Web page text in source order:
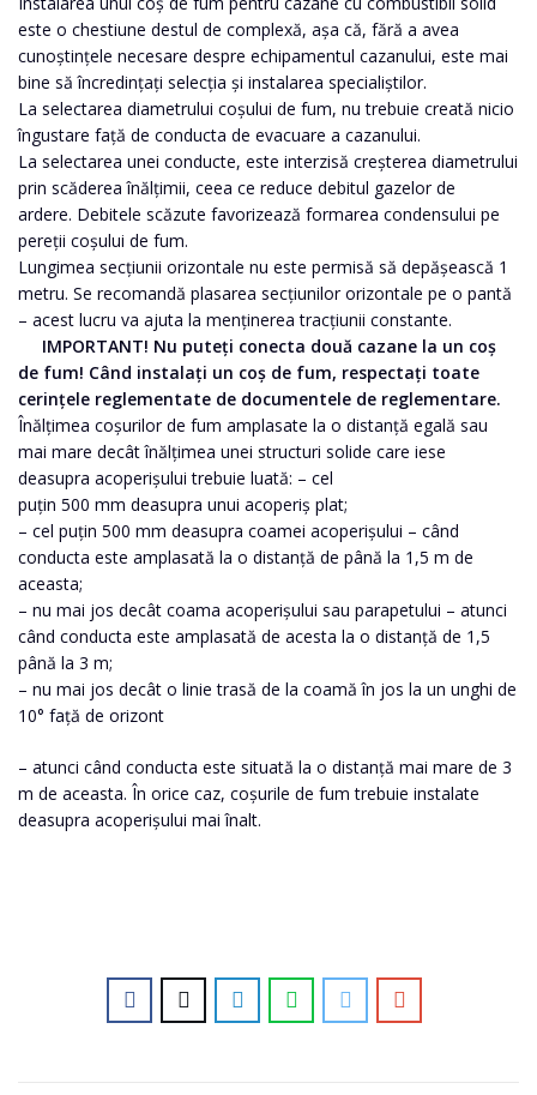
este o chestiune destul de complexă, așa că, fără a avea
cunoștințele necesare despre echipamentul cazanului, este mai
bine să încredințați selecția și instalarea specialiștilor.
La selectarea diametrului coșului de fum, nu trebuie creată nicio
îngustare față de conducta de evacuare a cazanului.
La selectarea unei conducte, este interzisă creșterea diametrului
prin scăderea înălțimii, ceea ce reduce debitul gazelor de
ardere. Debitele scăzute favorizează formarea condensului pe
pereții coșului de fum.
Lungimea secțiunii orizontale nu este permisă să depășească 1
metru. Se recomandă plasarea secțiunilor orizontale pe o pantă
– acest lucru va ajuta la menținerea tracțiunii constante.
IMPORTANT! Nu puteți conecta două cazane la un coș
de fum! Când instalați un coș de fum, respectați toate
cerințele reglementate de documentele de reglementare.
Înălțimea coșurilor de fum amplasate la o distanță egală sau
mai mare decât înălțimea unei structuri solide care iese
deasupra acoperișului trebuie luată: – cel
puțin 500 mm deasupra unui acoperiș plat;
– cel puțin 500 mm deasupra coamei acoperișului – când
conducta este amplasată la o distanță de până la 1,5 m de
aceasta;
– nu mai jos decât coama acoperișului sau parapetului – atunci
când conducta este amplasată de acesta la o distanță de 1,5
până la 3 m;
– nu mai jos decât o linie trasă de la coamă în jos la un unghi de
10° față de orizont
– atunci când conducta este situată la o distanță mai mare de 3
m de aceasta. În orice caz, coșurile de fum trebuie instalate
deasupra acoperișului mai înalt.